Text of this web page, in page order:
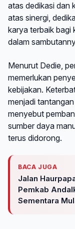
atas dedikasi dan
atas sinergi,
karya terbaik bagi
dalam
Menurut Dedie,
memerlukan
kebijakan.
menjadi
menyebut
sumber daya
terus didorong.
BACA JUGA
Jalan
Pemkab
Sementara